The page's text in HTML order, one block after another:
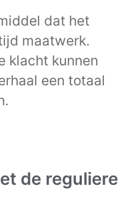
dat het
maatwerk.
klacht kunnen
een totaal
de reguliere